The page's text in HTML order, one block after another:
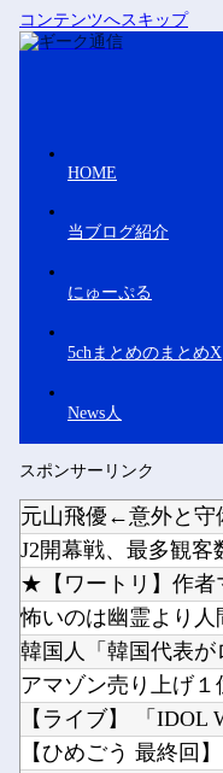
コンテンツへスキップ
HOME
当ブログ紹介
にゅーぷる
5chまとめのまとめX
News人
スポンサーリンク